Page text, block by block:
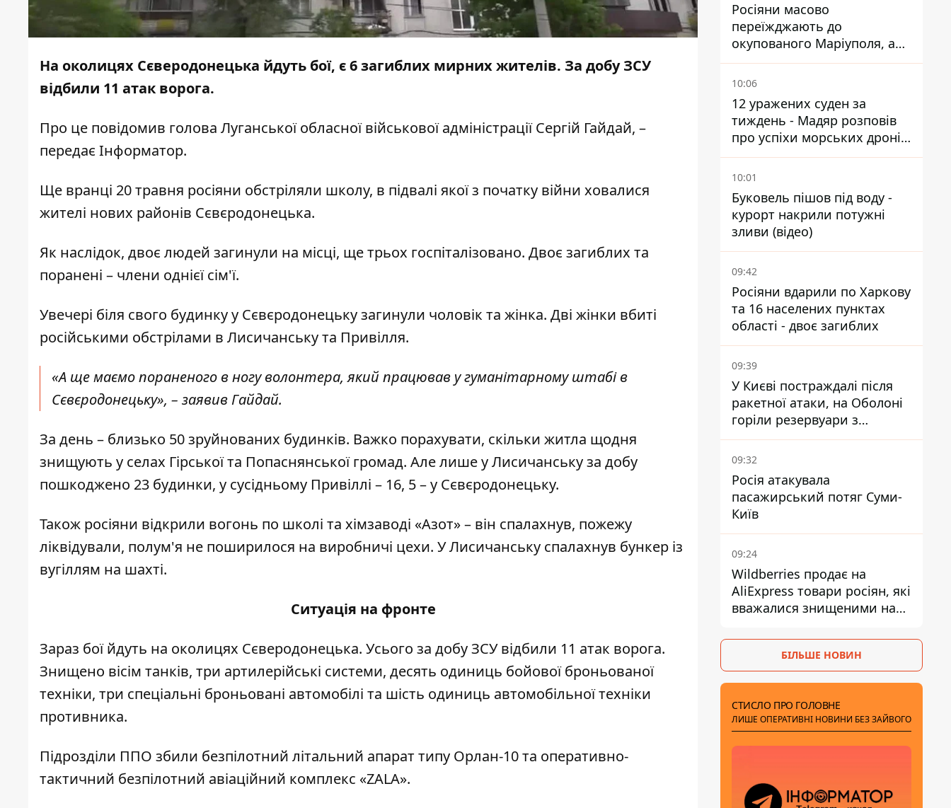
На околицях Сєверодонецька йдуть бої, є 6 загиблих мирних жителів. За добу ЗСУ
відбили 11 атак ворога.
Про це повідомив голова Луганської обласної військової адміністрації Сергій Гайдай, –
передає Інформатор.
Ще вранці 20 травня росіяни обстріляли школу, в підвалі якої з початку війни ховалися
жителі нових районів Сєвєродонецька.
Як наслідок, двоє людей загинули на місці, ще трьох госпіталізовано. Двоє загиблих та
поранені – члени однієї сім'ї.
Увечері біля свого будинку у Сєвєродонецьку загинули чоловік та жінка. Дві жінки вбиті
російськими обстрілами в Лисичанську та Привілля.
«А ще маємо пораненого в ногу волонтера, який працював у гуманітарному штабі в
Сєвєродонецьку», – заявив Гайдай.
За день – близько 50 зруйнованих будинків. Важко порахувати, скільки житла щодня
знищують у селах Гірської та Попаснянської громад. Але лише у Лисичанську за добу
пошкоджено 23 будинки, у сусідньому Привіллі – 16, 5 – у Сєвєродонецьку.
Також росіяни відкрили вогонь по школі та хімзаводі «Азот» – він спалахнув, пожежу
ліквідували, полум'я не поширилося на виробничі цехи. У Лисичанську спалахнув бункер із
вугіллям на шахті.
Ситуація на фронте
Зараз бої йдуть на околицях Сєверодонецька. Усього за добу ЗСУ відбили 11 атак ворога.
Знищено вісім танків, три артилерійські системи, десять одиниць бойової броньованої
техніки, три спеціальні броньовані автомобілі та шість одиниць автомобільної техніки
противника.
Підрозділи ППО збили безпілотний літальний апарат типу Орлан-10 та оперативно-
тактичний безпілотний авіаційний комплекс «ZALA».
Росіяни масово
переїжджають до
окупованого Маріуполя, а
місцевих залишають без
житла
10:06
12 уражених суден за
тиждень - Мадяр розповів
про успіхи морських дронів
у Чорному та Азовському
морях
10:01
Буковель пішов під воду -
курорт накрили потужні
зливи (відео)
09:42
Росіяни вдарили по Харкову
та 16 населених пунктах
області - двоє загиблих
09:39
У Києві постраждалі після
ракетної атаки, на Оболоні
горіли резервуари з
паливом
09:32
Росія атакувала
пасажирський потяг Суми-
Київ
09:24
Wildberries продає на
AliExpress товари росіян, які
вважалися знищеними на
БІЛЬШЕ НОВИН
СТИСЛО ПРО ГОЛОВНЕ
ЛИШЕ ОПЕРАТИВНІ НОВИНИ БЕЗ ЗАЙВОГО